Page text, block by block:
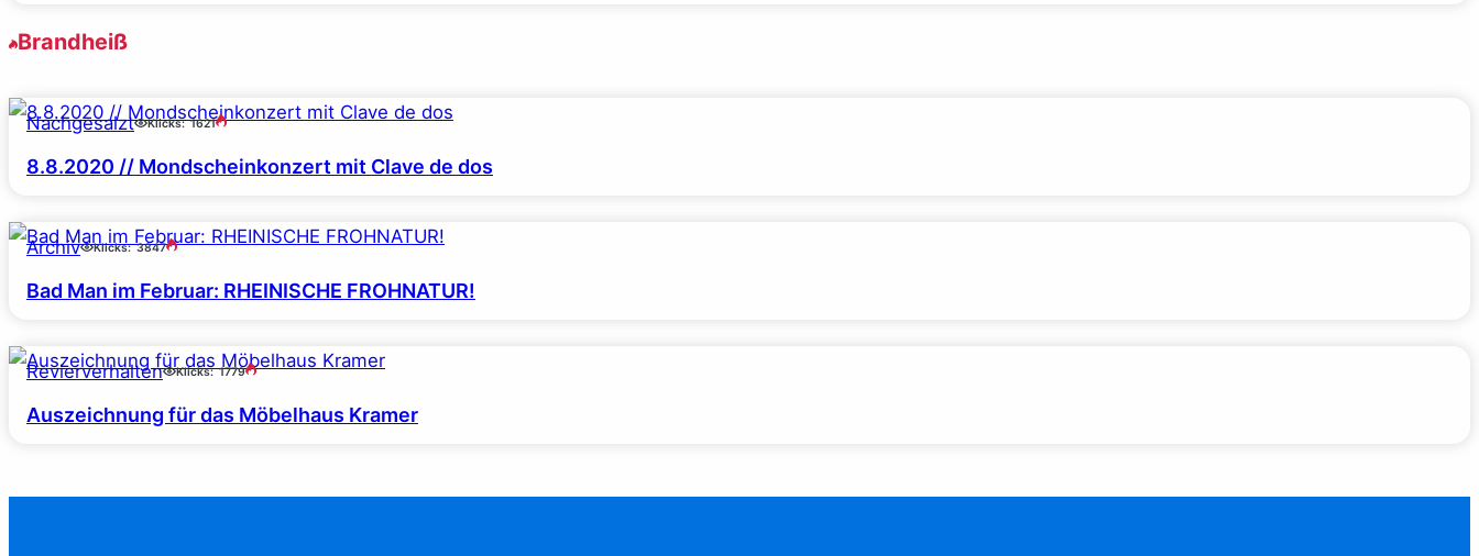
Brandheiß
Nachgesalzt Klicks: 1621
8.8.2020 // Mondscheinkonzert mit Clave de dos
Archiv Klicks: 3847
Bad Man im Februar: RHEINISCHE FROHNATUR!
Revierverhalten Klicks: 1779
Auszeichnung für das Möbelhaus Kramer